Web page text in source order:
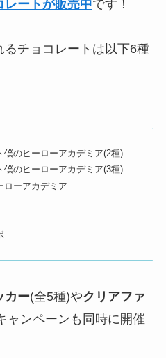
レートが販売中です！
チョコレートは以下6種
僕のヒーローアカデミア(2種)
僕のヒーローアカデミア(3種)
ローアカデミア
カー(全5種)やクリアファ
ャンペーンも同時に開催